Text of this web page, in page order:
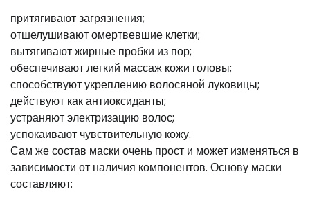
притягивают загрязнения;
отшелушивают омертвевшие клетки;
вытягивают жирные пробки из пор;
обеспечивают легкий массаж кожи головы;
способствуют укреплению волосяной луковицы;
действуют как антиоксиданты;
устраняют электризацию волос;
успокаивают чувствительную кожу.
Сам же состав маски очень прост и может изменяться в
зависимости от наличия компонентов. Основу маски
составляют: